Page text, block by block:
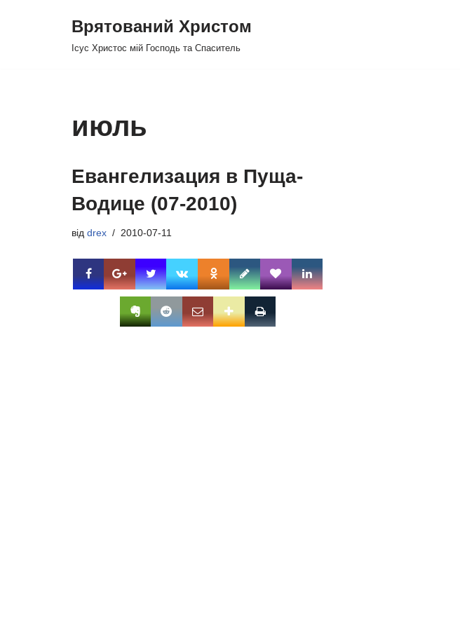
Врятований Христом
Ісус Христос мій Господь та Спаситель
июль
Евангелизация в Пуща-
Водице (07-2010)
від drex 2010-07-11